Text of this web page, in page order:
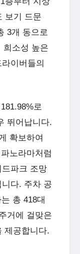
보기 드문
3개 동으로
희소성 높은
이버들의
로
뛰어납니다.
확보하여
노라마처럼
파크 조망
다. 주차 공
총 418대
거에 걸맞은
제공합니다.